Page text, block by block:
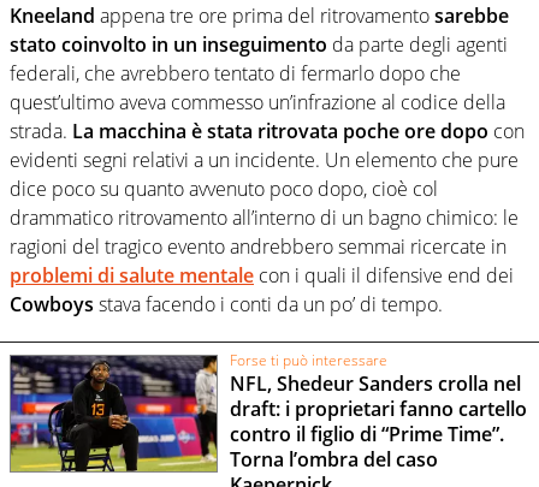
Kneeland appena tre ore prima del ritrovamentosarebbe
stato coinvolto in un inseguimento da parte degli agenti
federali, che avrebbero tentato di fermarlo dopo che
quest’ultimo aveva commesso un’infrazione al codice della
strada. La macchina è stata ritrovata poche ore dopo con
evidenti segni relativi a un incidente. Un elemento che pure
dice poco su quanto avvenuto poco dopo, cioè col
drammatico ritrovamento all’interno di un bagno chimico: le
ragioni del tragico evento andrebbero semmai ricercate in
problemi di salute mentale con i quali il difensive end dei
Cowboys stava facendo i conti da un po’ di tempo.
Forse ti può interessare
NFL, Shedeur Sanders crolla nel
draft: i proprietari fanno cartello
contro il figlio di “Prime Time”.
Torna l’ombra del caso